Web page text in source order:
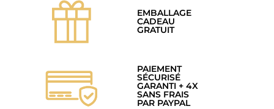
EMBALLAGE
CADEAU
GRATUIT
PAIEMENT
SÉCURISÉ
GARANTI + 4X
SANS FRAIS
PAR PAYPAL